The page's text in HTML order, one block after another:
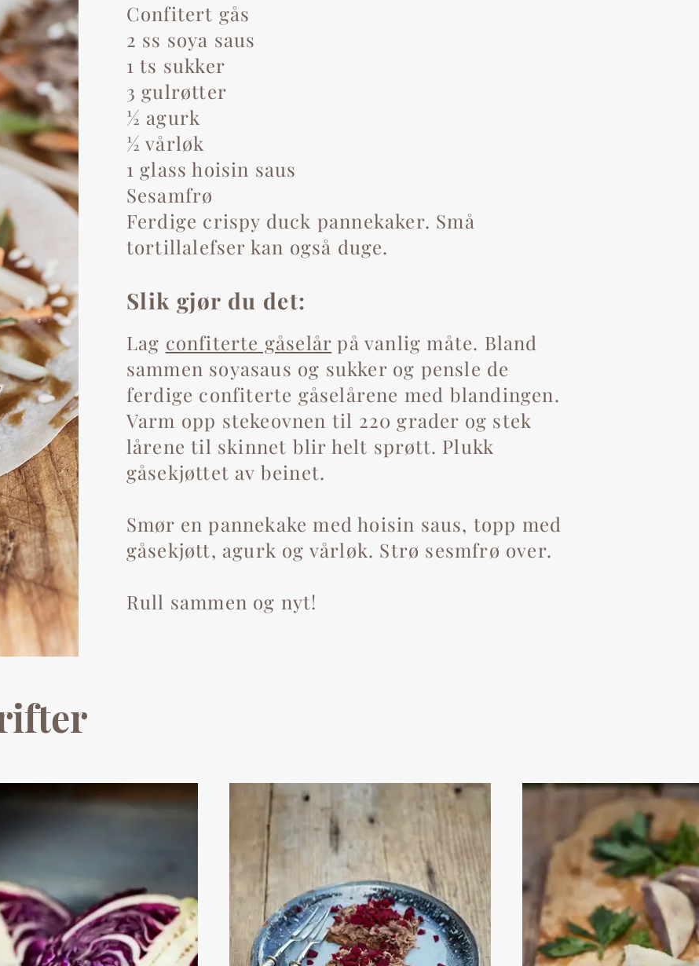
Confitert gås
2 ss soya saus
1 ts sukker
3 gulrøtter
½ agurk
½ vårløk
1 glass hoisin saus
Sesamfrø
Ferdige crispy duck pannekaker. Små
tortillalefser kan også duge.
Slik gjør du det:
Lag confiterte gåselår på vanlig måte. Bland
sammen soyasaus og sukker og pensle de
ferdige confiterte gåselårene med blandingen.
Varm opp stekeovnen til 220 grader og stek
lårene til skinnet blir helt sprøtt. Plukk
gåsekjøttet av beinet.
Smør en pannekake med hoisin saus, topp med
gåsekjøtt, agurk og vårløk. Strø sesmfrø over.
Rull sammen og nyt!